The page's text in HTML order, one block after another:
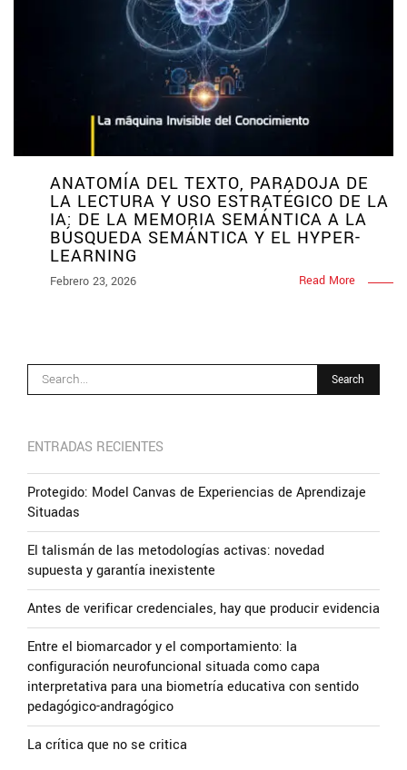
ANATOMÍA DEL TEXTO, PARADOJA DE
LA LECTURA Y USO ESTRATÉGICO DE LA
IA: DE LA MEMORIA SEMÁNTICA A LA
BÚSQUEDA SEMÁNTICA Y EL HYPER-
LEARNING
Febrero 23, 2026 Read More
ENTRADAS RECIENTES
Protegido: Model Canvas de Experiencias de Aprendizaje
Situadas
El talismán de las metodologías activas: novedad
supuesta y garantía inexistente
Antes de verificar credenciales, hay que producir evidencia
Entre el biomarcador y el comportamiento: la
configuración neurofuncional situada como capa
interpretativa para una biometría educativa con sentido
pedagógico-andragógico
La crítica que no se critica